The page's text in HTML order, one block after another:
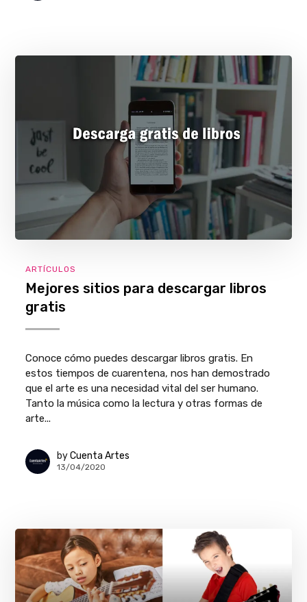
ARTÍCULOS
Mejores sitios para descargar libros
gratis
Conoce cómo puedes descargar libros gratis. En
estos tiempos de cuarentena, nos han demostrado
que el arte es una necesidad vital del ser humano.
Tanto la música como la lectura y otras formas de
arte...
by Cuenta Artes
13/04/2020